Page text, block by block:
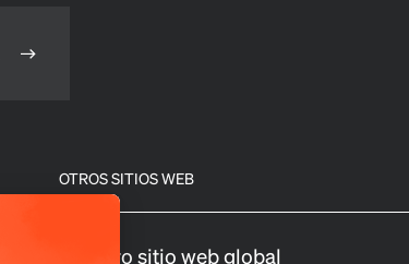
OTROS SITIOS WEB
Nuestro sitio web global